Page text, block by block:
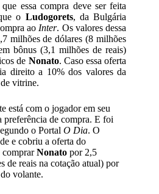
essa compra deve ser feita
o Ludogorets, da Bulgária
ao Inter. Os valores dessa
milhões de dólares (8 milhões
bônus (3,1 milhões de reais)
de Nonato. Caso essa oferta
direito a 10% dos valores da
vitrine.
está com o jogador em seu
de compra. E foi
o Portal O Dia. O
e cobriu a oferta do
comprarNonato por 2,5
de reais na cotação atual) por
volante.